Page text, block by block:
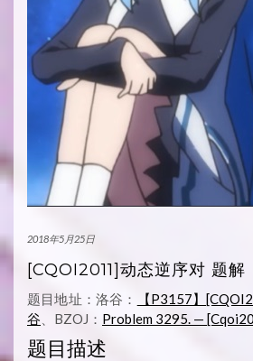
2018年5月25日
[CQOI2011]动态逆序对 题解
题目地址：洛谷：
【P3157】
谷 、BZOJ： Problem 3295. —
题目描述